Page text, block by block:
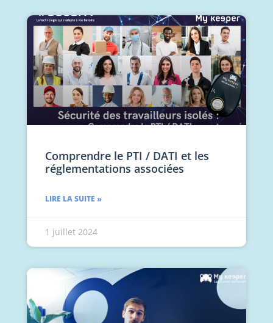
Comprendre le PTI / DATI et les
réglementations associées
LIRE LA SUITE »
1 juillet 2024